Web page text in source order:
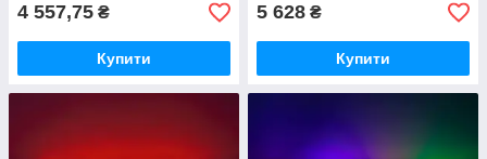
4 557,75 ₴
Купити
5 628 ₴
Купити